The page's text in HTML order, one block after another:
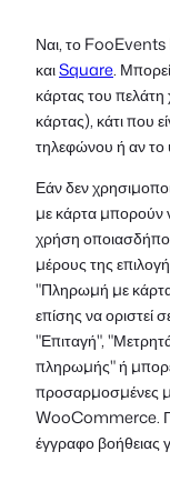
Ναι, το FooEvents
καιSquare.
κάρτας του πελάτη
κάρτας), κάτι που
τηλεφώνου ή αν το
Εάν δεν
με κάρτα μπορούν
χρήση
μέρους της
"Πληρωμή με
επίσης να οριστεί
"Επιταγή",
πληρωμής" ή
προσαρμοσμένες
WooCommerce.
έγγραφο βοήθειας